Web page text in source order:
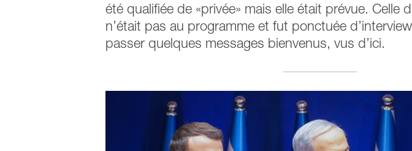
été qualifiée de «privée» mais elle était prévue. Celle
n’était pas au programme et fut ponctuée
passer quelques messages bienvenus, vus d’ici.